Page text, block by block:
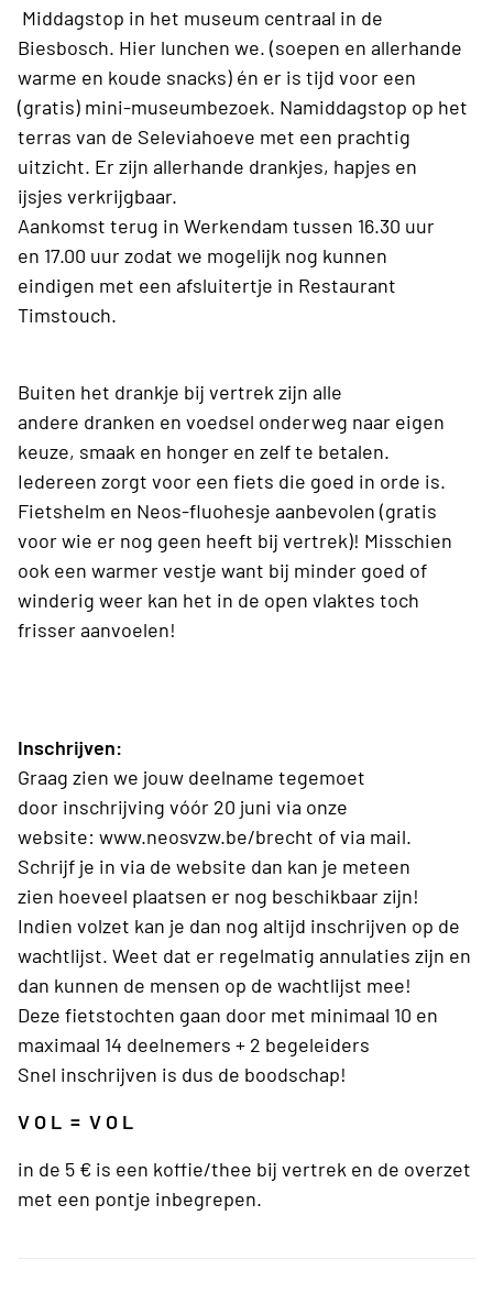
Middagstop in het museum centraal in de
Biesbosch. Hier lunchen we. (soepen en allerhande
warme en koude snacks) én er is tijd voor een
(gratis) mini-museumbezoek. Namiddagstop op het
terras van de Seleviahoeve met een prachtig
uitzicht. Er zijn allerhande drankjes, hapjes en
ijsjes verkrijgbaar.
Aankomst terug in Werkendam tussen 16.30 uur
en 17.00 uur zodat we mogelijk nog kunnen
eindigen met een afsluitertje in Restaurant
Timstouch.
Buiten het drankje bij vertrek zijn alle
andere dranken en voedsel onderweg naar eigen
keuze, smaak en honger en zelf te betalen.
Iedereen zorgt voor een fiets die goed in orde is.
Fietshelm en Neos-fluohesje aanbevolen (gratis
voor wie er nog geen heeft bij vertrek)! Misschien
ook een warmer vestje want bij minder goed of
winderig weer kan het in de open vlaktes toch
frisser aanvoelen!
Inschrijven:
Graag zien we jouw deelname tegemoet
door inschrijving vóór 20 juni via onze
website: www.neosvzw.be/brecht of via mail.
Schrijf je in via de website dan kan je meteen
zien hoeveel plaatsen er nog beschikbaar zijn!
Indien volzet kan je dan nog altijd inschrijven op de
wachtlijst. Weet dat er regelmatig annulaties zijn en
dan kunnen de mensen op de wachtlijst mee!
Deze fietstochten gaan door met minimaal 10 en
maximaal 14 deelnemers + 2 begeleiders
Snel inschrijven is dus de boodschap!
V O L = V O L
in de 5 € is een koffie/thee bij vertrek en de overzet
met een pontje inbegrepen.